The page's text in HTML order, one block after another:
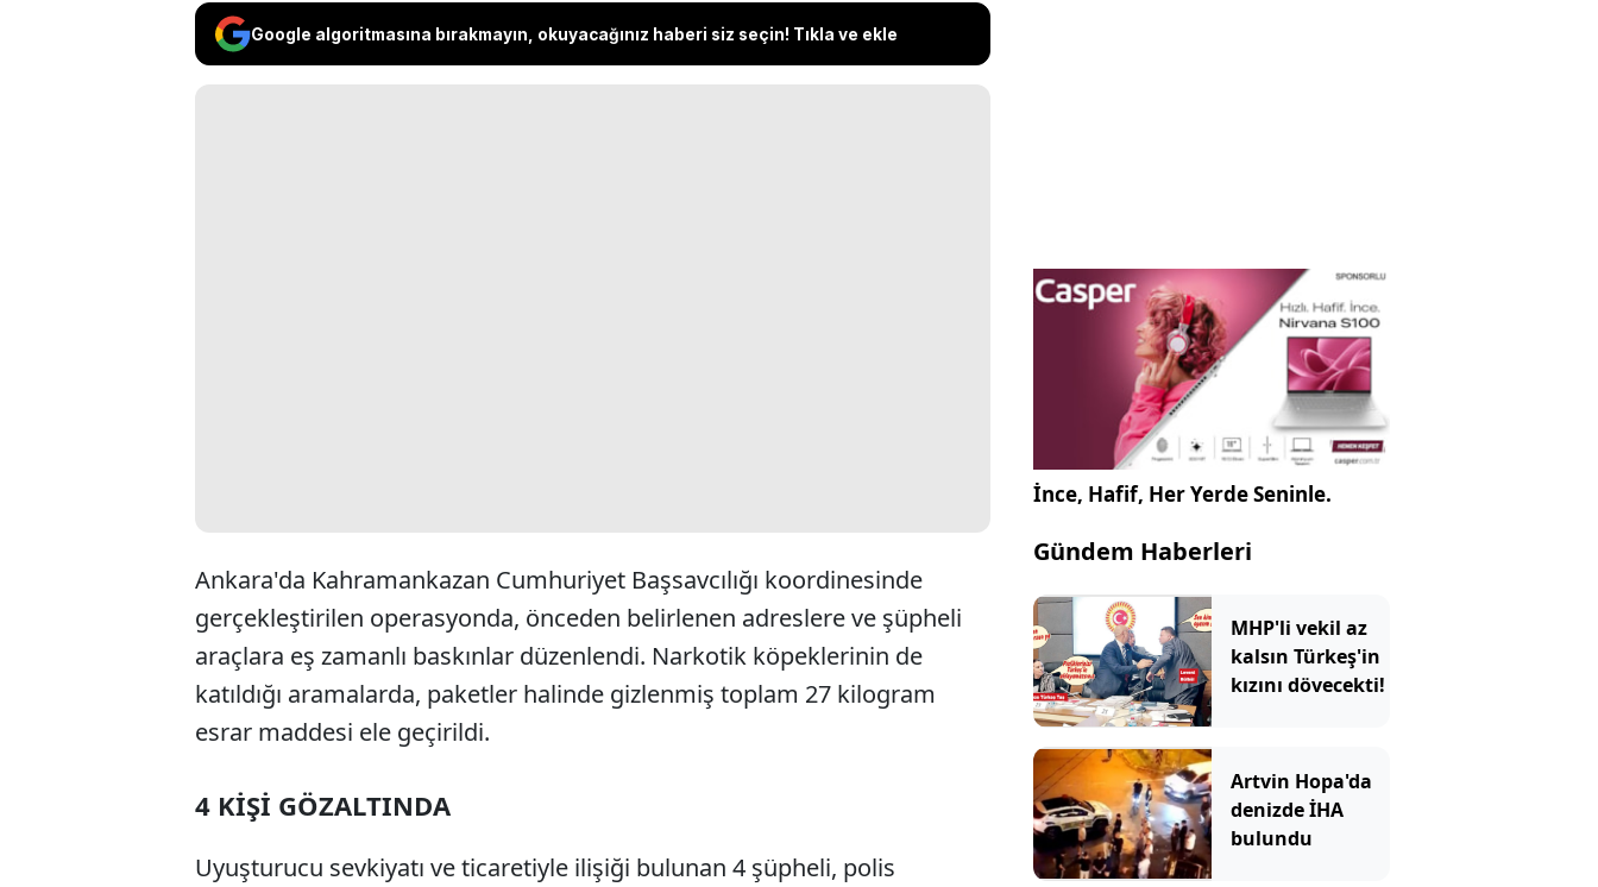
Google algoritmasına bırakmayın, okuyacağınız haberi siz seçin! Tıkla ve ekle
Ankara'da Kahramankazan Cumhuriyet Başsavcılığı koordinesinde
gerçekleştirilen operasyonda, önceden belirlenen adreslere ve şüpheli
araçlara eş zamanlı baskınlar düzenlendi. Narkotik köpeklerinin de
katıldığı aramalarda, paketler halinde gizlenmiş toplam 27 kilogram
esrar maddesi ele geçirildi.
4 KİŞİ GÖZALTINDA
Uyuşturucu sevkiyatı ve ticaretiyle ilişiği bulunan 4 şüpheli, polis
İnce, Hafif, Her Yerde Seninle.
Gündem Haberleri
MHP'li vekil az
kalsın Türkeş'in
kızını dövecekti!
Artvin Hopa'da
denizde İHA
bulundu